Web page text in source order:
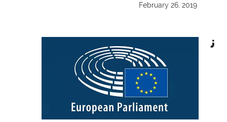
February 26, 2019
ن